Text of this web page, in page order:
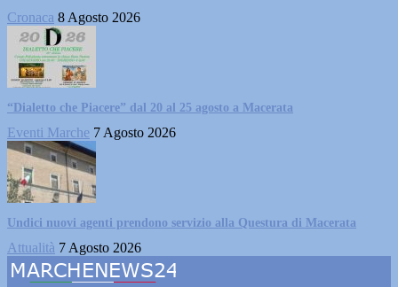
Cronaca 8 Agosto 2026
“Dialetto che Piacere” dal 20 al 25 agosto a Macerata
Eventi Marche 7 Agosto 2026
Undici nuovi agenti prendono servizio alla Questura di Macerata
Attualità 7 Agosto 2026